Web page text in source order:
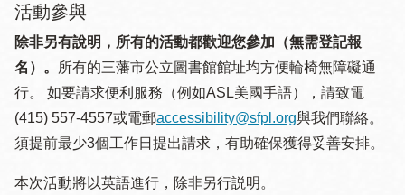
活動參與
除非另有說明，所有的活動都歡迎您參加（無需登記報
名）。
所有的三藩市公立圖書館館址均方便輪椅無障礙通
行。 如要請求便利服務（例如ASL美國手語），請致電
(415) 557-4557或電郵accessibility@sfpl.org與我們聯絡。
須提 前最少3個工作日提出請求，有助確保獲得妥善安排。
本次活動將以英語進行，除非另行説明。